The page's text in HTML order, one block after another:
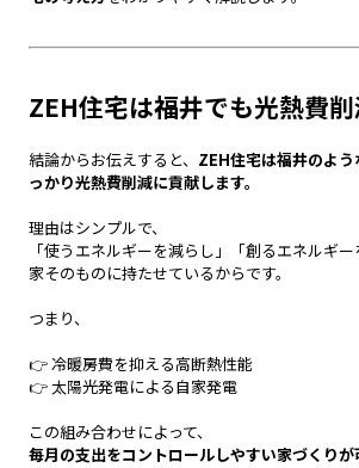
ZEH住宅は福井でも光熱費
結論からお伝えすると、 ZEH住宅は福井のよ
っかり光熱費削減に貢献します。
理由はシンプルで、
「使うエネルギーを減らし」「創るエネルギ
家そのものに持たせているからです。
つまり、
👉 冷暖房費を抑える高断熱性能
👉 太陽光発電による自家発電
この組み合わせによって、
毎月の支出をコントロールしやすい家づくりが